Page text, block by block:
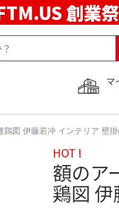
創業祭
マ
図 伊藤若冲 インテリア 壁掛
HOT !
額のア
鶏図